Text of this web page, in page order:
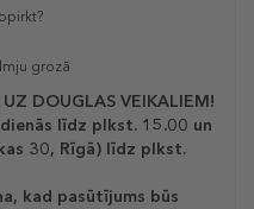
grozā
DOUGLAS VEIKALIEM!
līdz plkst. 15.00 un
30, Rīgā) līdz plkst.
kad pasūtījums būs